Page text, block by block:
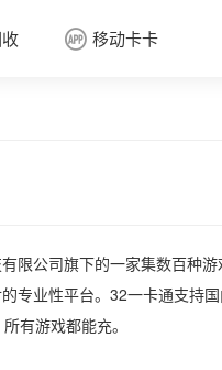
 移动卡卡
限公司旗下的一家集数百种
专业性平台。32一卡通支持
有游戏都能充。